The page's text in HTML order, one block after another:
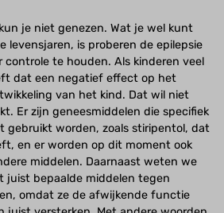
je niet genezen. Wat je wel kunt
levensjaren, is proberen de epilepsie
controle te houden. Als kinderen veel
dat een negatief effect op het
van het kind. Dat wil niet
Er zijn geneesmiddelen die specifiek
gebruikt worden, zoals stiripentol, dat
en er worden op dit moment ook
middelen. Daarnaast weten we
juist bepaalde middelen tegen
omdat ze de afwijkende functie